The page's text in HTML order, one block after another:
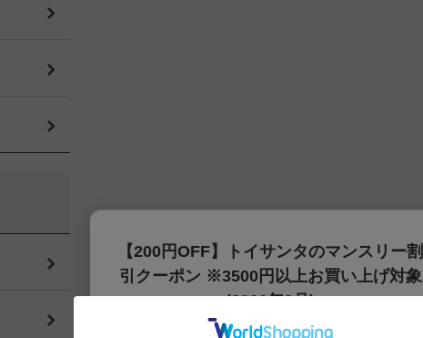
【200円OFF】トイサンタのマンスリー割
引クーポン ※3500円以上お買い上げ対象
(2026年8月)
【200円OFFクーポン】3500円以上お買上げでご利用可能